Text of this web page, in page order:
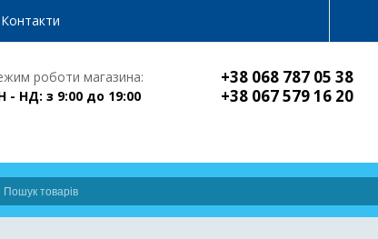
Контакти
роботи магазина:
- НД: з 9:00 до 19:00
+38 068 787 05 38
+38 067 579 16 20